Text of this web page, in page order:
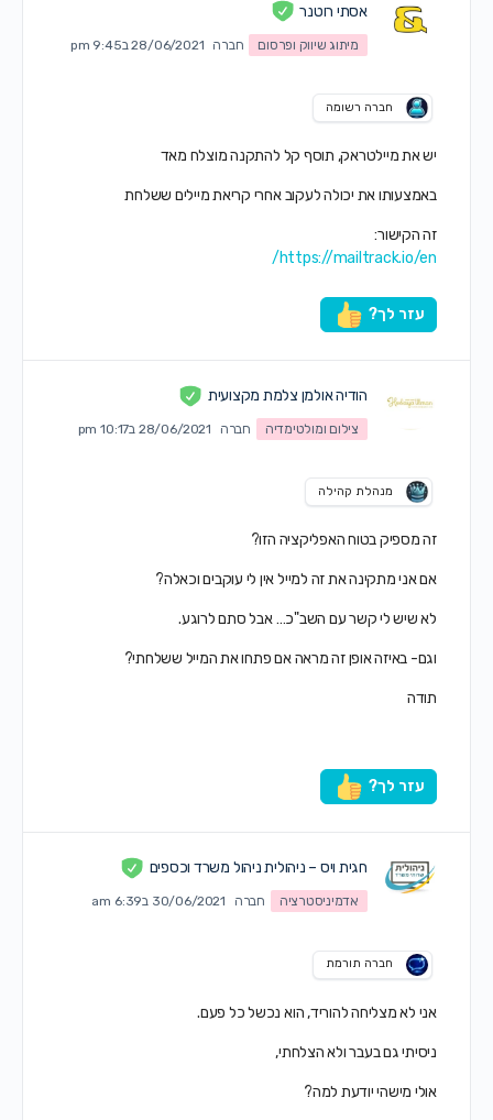
אסתי רוטנר
מיתוג שיווק ופרסום חברה 28/06/2021 ב9:45 pm
חברה רשומה
יש את מיילטראק, תוסף קל להתקנה מוצלח מאד
באמצעותו את יכולה לעקוב אחרי קריאת מיילים ששלחת
זה הקישור:
https://mailtrack.io/en/
עזר לך?
הודיה אולמן צלמת מקצועית
צילום ומולטימדיה חברה 28/06/2021 ב10:17 pm
מנהלת קהילה
זה מספיק בטוח האפליקציה הזו?
אם אני מתקינה את זה למייל אין לי עוקבים וכאלה?
לא שיש לי קשר עם השב"כ… אבל סתם לרוגע.
וגם- באיזה אופן זה מראה אם פתחו את המייל ששלחתי?
תודה
עזר לך?
חגית ויס – ניהולית ניהול משרד וכספים
אדמיניסטרציה חברה 30/06/2021 ב6:39 am
חברה תורמת
אני לא מצליחה להוריד, הוא נכשל כל פעם.
ניסיתי גם בעבר ולא הצלחתי,
אולי מישהי יודעת למה?